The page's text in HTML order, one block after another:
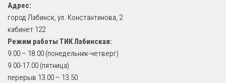
Адрес:
город Лабинск, ул. Константинова, 2
кабинет 122
Режим работы ТИК Лабинская:
9.00 – 18.00 (понедельник-четверг)
9.00-17.00 (пятница)
перерыв 13.00 – 13.50